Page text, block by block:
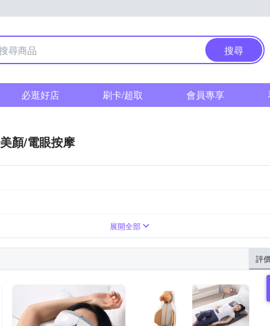
搜尋
必逛好店 刷卡/超取 會員專享
美顏/電眼按摩
展開全部
評